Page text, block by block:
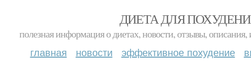
ДИЕТА ДЛЯ
полезная информация о диетах, новости, отзывы,
главная новости эффективное похудение